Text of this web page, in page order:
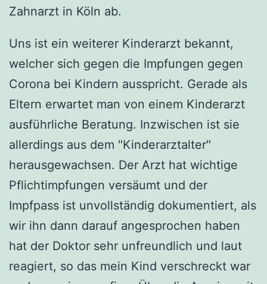
Zahnarzt in Köln ab.
Uns ist ein weiterer Kinderarzt bekannt,
welcher sich gegen die Impfungen gegen
Corona bei Kindern ausspricht. Gerade als
Eltern erwartet man von einem Kinderarzt
ausführliche Beratung. Inzwischen ist sie
allerdings aus dem "Kinderarztalter"
herausgewachsen. Der Arzt hat wichtige
Pflichtimpfungen versäumt und der
Impfpass ist unvollständig dokumentiert, als
wir ihn dann darauf angesprochen haben
hat der Doktor sehr unfreundlich und laut
reagiert, so das mein Kind verschreckt war